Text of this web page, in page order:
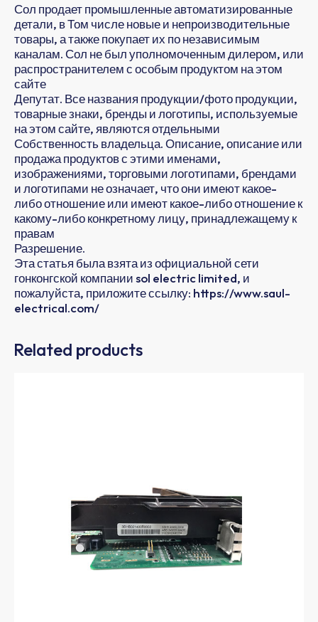
Сол продает промышленные автоматизированные
детали, в Том числе новые и непроизводительные
товары, а также покупает их по независимым
каналам. Сол не был уполномоченным дилером, или
распространителем с особым продуктом на этом
сайте
Депутат. Все названия продукции/фото продукции,
товарные знаки, бренды и логотипы, используемые
на этом сайте, являются отдельными
Собственность владельца. Описание, описание или
продажа продуктов с этими именами,
изображениями, торговыми логотипами, брендами
и логотипами не означает, что они имеют какое-
либо отношение или имеют какое-либо отношение к
какому-либо конкретному лицу, принадлежащему к
правам
Разрешение.
Эта статья была взята из официальной сети
гонконгской компании sol electric limited, и
пожалуйста, приложите ссылку: https://www.saul-
electrical.com/
Related products